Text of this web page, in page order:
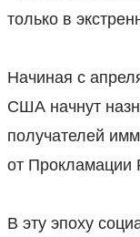
только в
Начиная с
США начнут
получателей
от Прокламации
В эту эпоху